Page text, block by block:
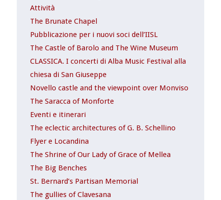
Attività
The Brunate Chapel
Pubblicazione per i nuovi soci dell’IISL
The Castle of Barolo and The Wine Museum
CLASSICA. I concerti di Alba Music Festival alla
chiesa di San Giuseppe
Novello castle and the viewpoint over Monviso
The Saracca of Monforte
Eventi e itinerari
The eclectic architectures of G. B. Schellino
Flyer e Locandina
The Shrine of Our Lady of Grace of Mellea
The Big Benches
St. Bernard’s Partisan Memorial
The gullies of Clavesana